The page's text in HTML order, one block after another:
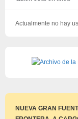
Actualmente no hay
NUEVA GRAN